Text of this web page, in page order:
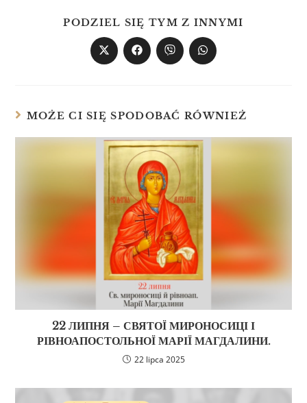
PODZIEL SIĘ TYM Z INNYMI
MOŻE CI SIĘ SPODOBAĆ RÓWNIEŻ
22 ЛИПНЯ – СВЯТОЇ МИРОНОСИЦІ І
РІВНОАПОСТОЛЬНОЇ МАРІЇ МАГДАЛИНИ.
22 lipca 2025